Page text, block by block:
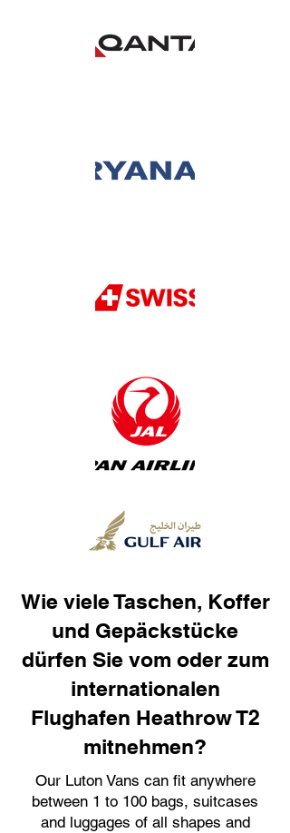
Wie viele Taschen, Koffer
und Gepäckstücke
dürfen Sie vom oder zum
internationalen
Flughafen Heathrow T2
mitnehmen?
Our Luton Vans can fit anywhere
between 1 to 100 bags, suitcases
and luggages of all shapes and